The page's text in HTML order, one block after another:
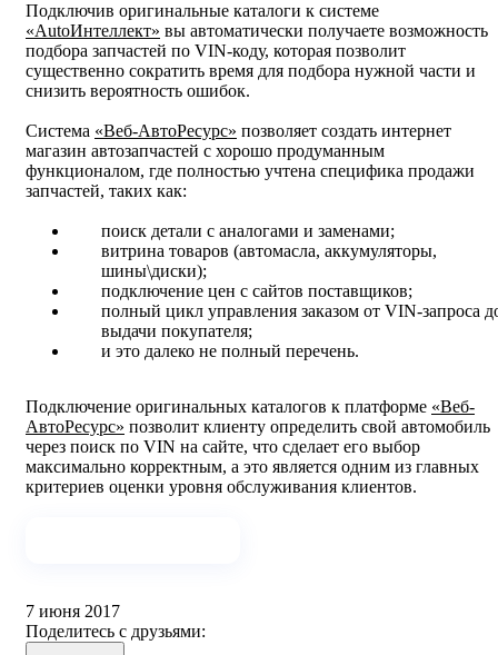
Подключив оригинальные каталоги к системе
«AutoИнтеллект» вы автоматически получаете возможность
подбора запчастей по VIN-коду, которая позволит
существенно сократить время для подбора нужной части и
снизить вероятность ошибок.
Система «Веб-АвтоРесурс» позволяет создать интернет
магазин автозапчастей с хорошо продуманным
функционалом, где полностью учтена специфика продажи
запчастей, таких как:
поиск детали с аналогами и заменами;
витрина товаров (автомасла, аккумуляторы,
шины\диски);
подключение цен с сайтов поставщиков;
полный цикл управления заказом от VIN-запроса
выдачи покупателя;
и это далеко не полный перечень.
Подключение оригинальных каталогов к платформе «Веб-
АвтоРесурс» позволит клиенту определить свой автомобиль
через поиск по VIN на сайте, что сделает его выбор
максимально корректным, а это является одним из главных
критериев оценки уровня обслуживания клиентов.
7 июня 2017
Поделитесь с друзьями: